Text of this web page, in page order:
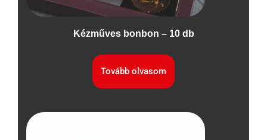
Kézműves bonbon – 10 db
Tovább olvasom